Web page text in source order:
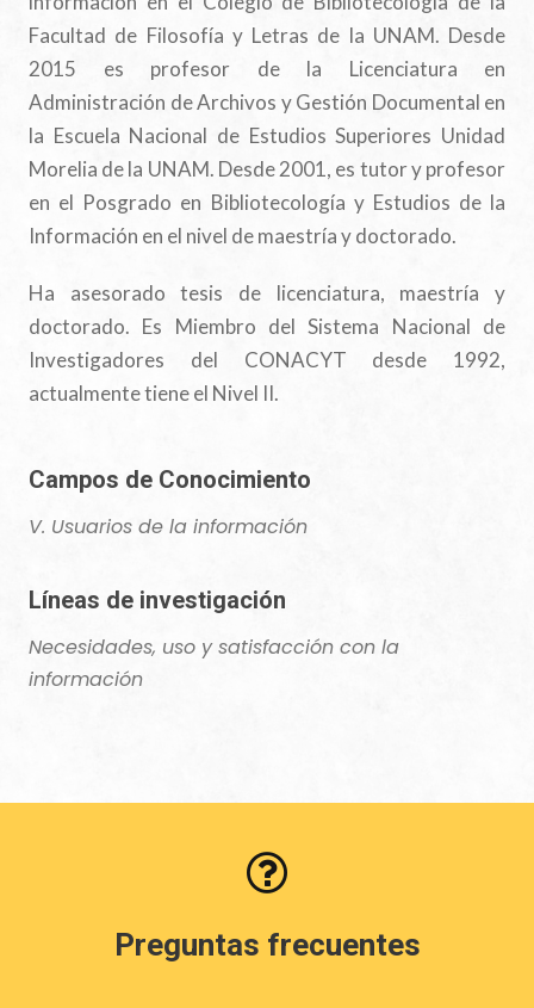
Facultad de Filosofía y Letras de la UNAM. Desde
2015 es profesor de la Licenciatura en
Administración de Archivos y Gestión Documental en
la Escuela Nacional de Estudios Superiores Unidad
Morelia de la UNAM. Desde 2001, es tutor y profesor
en el Posgrado en Bibliotecología y Estudios de la
Información en el nivel de maestría y doctorado.
Ha asesorado tesis de licenciatura, maestría y
doctorado. Es Miembro del Sistema Nacional de
Investigadores del CONACYT desde 1992,
actualmente tiene el Nivel II.
Campos de Conocimiento
V. Usuarios de la información
Líneas de investigación
Necesidades, uso y satisfacción con la
información
Preguntas frecuentes